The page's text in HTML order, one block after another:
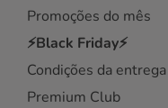
Promoções do mês
⚡Black Friday⚡
Condições da entrega
Premium Club